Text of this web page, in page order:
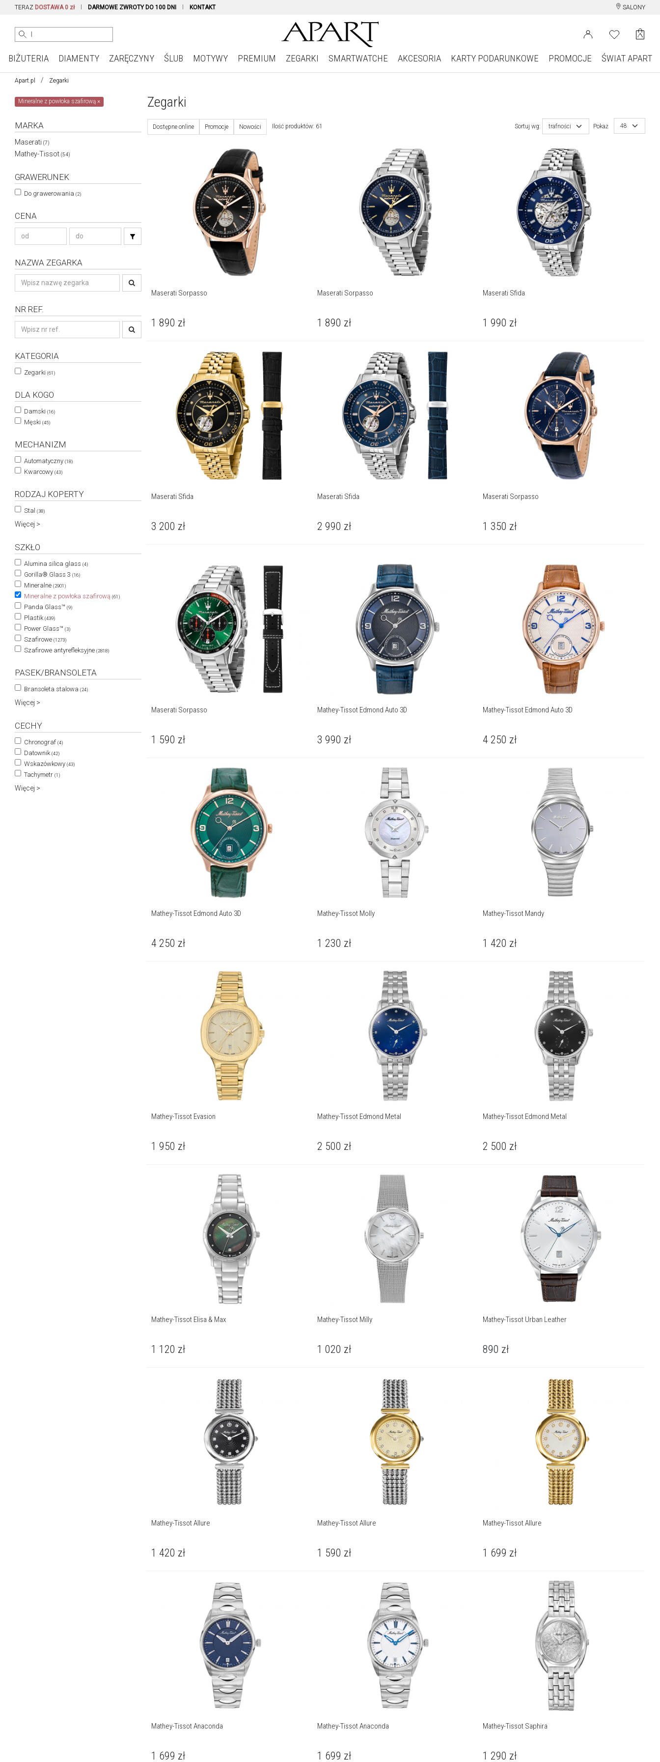
TERAZ DOSTAWA 0 zł DARMOWE ZWROTY DO 100 DNI KONTAKT SALONY
BIŻUTERIA DIAMENTY ZARĘCZYNY ŚLUB MOTYWY PREMIUM ZEGARKI SMARTWATCHE AKCESORIA KARTY PODARUNKOWE PROMOCJE ŚWIAT APART
Apart.pl Zegarki
Mineralne z powłoka szafirową×
MARKA
Maserati (7)
Mathey-Tissot (54)
GRAWERUNEK
Do grawerowania (2)
CENA
NAZWA ZEGARKA
NR REF.
KATEGORIA
Zegarki (61)
DLA KOGO
Damski (16)
Męski (45)
MECHANIZM
Automatyczny (18)
Kwarcowy (43)
RODZAJ KOPERTY
Stal (38)
Więcej >
SZKŁO
Alumina silica glass (4)
Gorilla® Glass 3 (16)
Mineralne (2901)
Mineralne z powłoka szafirową (61)
Panda Glass™ (9)
Plastik (439)
Power Glass™ (3)
Szafirowe (1273)
Szafirowe antyrefleksyjne (2818)
PASEK/BRANSOLETA
Bransoleta stalowa (24)
Więcej >
CECHY
Chronograf (4)
Datownik (42)
Wskazówkowy (43)
Tachymetr (1)
Więcej >
Zegarki
Sortuj wg: trafności Pokaż 48
Dostępne online Promocje Nowości Ilość produktów: 61
Maserati Sorpasso
1 890 zł
Maserati Sorpasso
1 890 zł
Maserati Sfida
1 990 zł
Maserati Sfida
3 200 zł
Maserati Sfida
2 990 zł
Maserati Sorpasso
1 350 zł
Maserati Sorpasso
1 590 zł
Mathey-Tissot Edmond Auto 3D
3 990 zł
Mathey-Tissot Edmond Auto 3D
4 250 zł
Mathey-Tissot Edmond Auto 3D
4 250 zł
Mathey-Tissot Molly
1 230 zł
Mathey-Tissot Mandy
1 420 zł
Mathey-Tissot Evasion
1 950 zł
Mathey-Tissot Edmond Metal
2 500 zł
Mathey-Tissot Edmond Metal
2 500 zł
Mathey-Tissot Elisa & Max
1 120 zł
Mathey-Tissot Milly
1 020 zł
Mathey-Tissot Urban Leather
890 zł
Mathey-Tissot Allure
1 420 zł
Mathey-Tissot Allure
1 590 zł
Mathey-Tissot Allure
1 699 zł
Mathey-Tissot Anaconda
1 699 zł
Mathey-Tissot Anaconda
1 699 zł
Mathey-Tissot Saphira
1 290 zł